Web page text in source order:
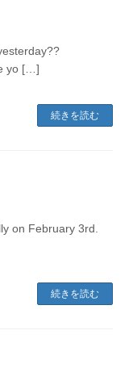
yo […]
続きを読む
on February 3rd.
続きを読む